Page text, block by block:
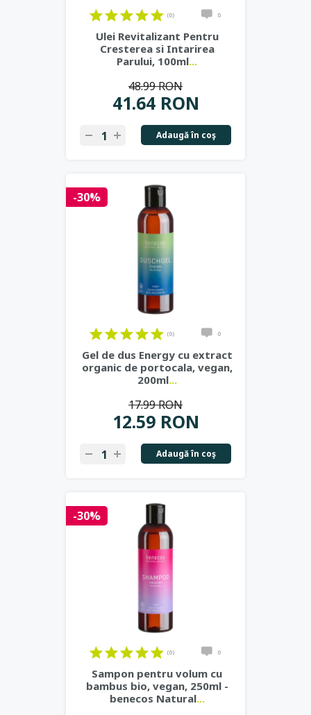
(0) 0
Ulei Revitalizant Pentru
Cresterea si Intarirea
Parului, 100ml...
41.64 RON
48.99 RON
Adaugă în coş
-30%
(0) 0
Gel de dus Energy cu extract
organic de portocala, vegan,
200ml...
12.59 RON
17.99 RON
Adaugă în coş
-30%
(0) 0
Sampon pentru volum cu
bambus bio, vegan, 250ml -
benecos Natural...